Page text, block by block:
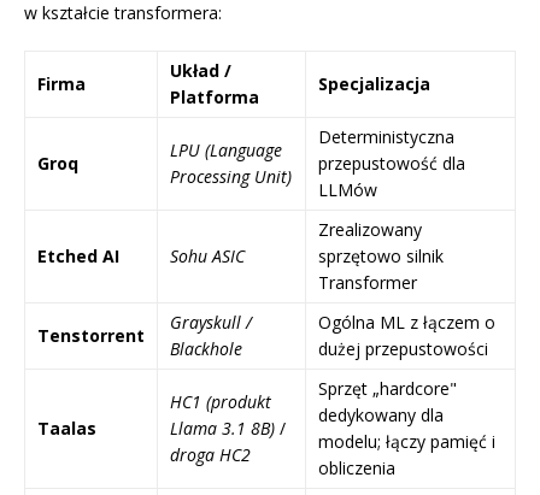
w kształcie transformera:
Firma
Układ /
Platforma
Specjalizacja
Groq
LPU (Language
Processing Unit)
Deterministyczna
przepustowość dla
LLMów
Etched AI Sohu ASIC
Zrealizowany
sprzętowo silnik
Transformer
Tenstorrent
Grayskull /
Blackhole
Ogólna ML z łączem o
dużej przepustowości
Taalas
HC1 (produkt
Llama 3.1 8B) /
droga HC2
Sprzęt „hardcore"
dedykowany dla
modelu; łączy pamięć i
obliczenia